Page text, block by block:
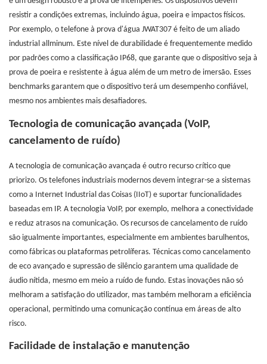
resistir a condições extremas, incluindo água, poeira e impactos físicos.
Por exemplo, o telefone à prova d'água JWAT307 é feito de um aliado
industrial allminum. Este nível de durabilidade é frequentemente medido
por padrões como a classificação IP68, que garante que o dispositivo seja à
prova de poeira e resistente à água além de um metro de imersão. Esses
benchmarks garantem que o dispositivo terá um desempenho confiável,
mesmo nos ambientes mais desafiadores.
Tecnologia de comunicação avançada (VoIP,
cancelamento de ruído)
A tecnologia de comunicação avançada é outro recurso crítico que
priorizo. Os telefones industriais modernos devem integrar-se a sistemas
como a Internet Industrial das Coisas (IIoT) e suportar funcionalidades
baseadas em IP. A tecnologia VoIP, por exemplo, melhora a conectividade
e reduz atrasos na comunicação. Os recursos de cancelamento de ruído
são igualmente importantes, especialmente em ambientes barulhentos,
como fábricas ou plataformas petrolíferas. Técnicas como cancelamento
de eco avançado e supressão de silêncio garantem uma qualidade de
áudio nítida, mesmo em meio a ruído de fundo. Estas inovações não só
melhoram a satisfação do utilizador, mas também melhoram a eficiência
operacional, permitindo uma comunicação contínua em áreas de alto
risco.
Facilidade de instalação e manutenção